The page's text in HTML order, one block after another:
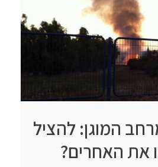
המוגן: להציל
את האחרים?